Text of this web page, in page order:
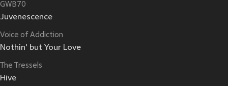
GWB70
Juvenescence
Voice of Addiction
Nothin' but Your Love
The Tressels
Hive